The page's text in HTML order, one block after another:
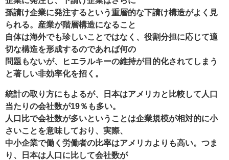
孫請け企業に発注するという重層的な下請け構造がよく見
られる。産業が階層構造になること
自体は海外でも珍しいことではなく、役割分担に応じて適
切な構造を形成するのであれば何の
問題もないが、ヒエラルキーの維持が目的化されてしまう
と著しい非効率化を招く。
統計の取り方にもよるが、日本はアメリカと比較して人口
当たりの会社数が19％も多い。
人口比で会社数が多いということは企業規模が相対的に小
さいことを意味しており、実際、
中小企業で働く労働者の比率はアメリカよりも高い。つま
り、日本は人口に比して会社数が